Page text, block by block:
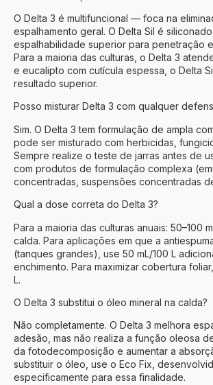
O Delta 3 é multifuncional — foca na
espalhamento geral. O Delta Sil é
espalhabilidade superior para penetração
Para a maioria das culturas, o Delta 3
e eucalipto com cutícula espessa, o Delta
resultado superior.
Posso misturar Delta 3 com qualquer
Sim. O Delta 3 tem formulação de ampla
pode ser misturado com herbicidas,
Sempre realize o teste de jarras antes de
com produtos de formulação complexa
concentradas, suspensões concentradas
Qual a dose correta do Delta 3?
Para a maioria das culturas anuais: 50–100
calda. Para aplicações em que a
(tanques grandes), use 50 mL/100 L
enchimento. Para maximizar cobertura
L.
O Delta 3 substitui o óleo mineral na calda?
Não completamente. O Delta 3 melhora
adesão, mas não realiza a função oleosa
da fotodecomposição e aumentar a
substituir o óleo, use o Eco Fix,
especificamente para essa finalidade.